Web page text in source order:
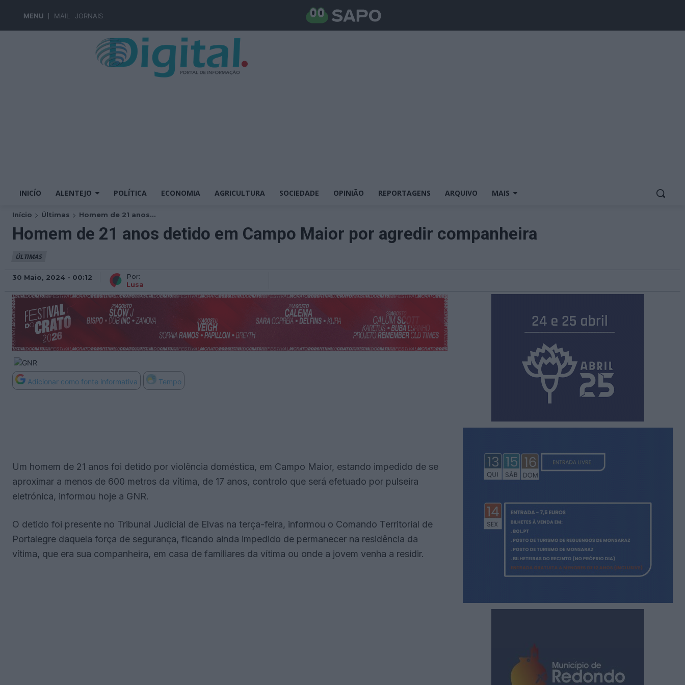
MENU MAIL JORNAIS
INICÍO ALENTEJO POLÍTICA ECONOMIA AGRICULTURA SOCIEDADE OPINIÃO REPORTAGENS ARQUIVO MAIS
Início Últimas Homem de 21 anos...
Homem de 21 anos detido em Campo Maior por agredir companheira
ÚLTIMAS
30 Maio, 2024 - 00:12
Por:
Lusa
Adicionar como fonte informativa Tempo
Um homem de 21 anos foi detido por violência doméstica, em Campo Maior, estando impedido de se
aproximar a menos de 600 metros da vítima, de 17 anos, controlo que será efetuado por pulseira
eletrónica, informou hoje a GNR.
O detido foi presente no Tribunal Judicial de Elvas na terça-feira, informou o Comando Territorial de
Portalegre daquela força de segurança, ficando ainda impedido de permanecer na residência da
vítima, que era sua companheira, em casa de familiares da vítima ou onde a jovem venha a residir.